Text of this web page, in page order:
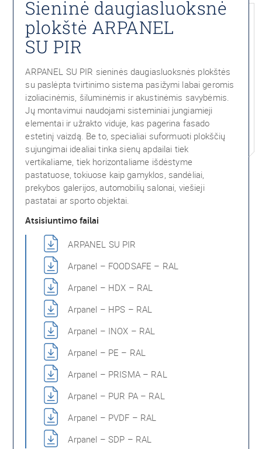
Sieninė daugiasluoksnė
plokštė ARPANEL
SU PIR
ARPANEL SU PIR sieninės daugiasluoksnės plokštės
su paslėpta tvirtinimo sistema pasižymi labai geromis
izoliacinėmis, šiluminėmis ir akustinėmis savybėmis.
Jų montavimui naudojami sisteminiai jungiamieji
elementai ir užrakto viduje, kas pagerina fasado
estetinį vaizdą. Be to, specialiai suformuoti plokščių
sujungimai idealiai tinka sienų apdailai tiek
vertikaliame, tiek horizontaliame išdėstyme
pastatuose, tokiuose kaip gamyklos, sandėliai,
prekybos galerijos, automobilių salonai, viešieji
pastatai ar sporto objektai.
Atsisiuntimo failai
ARPANEL SU PIR
Arpanel – FOODSAFE – RAL
Arpanel – HDX – RAL
Arpanel – HPS – RAL
Arpanel – INOX – RAL
Arpanel – PE – RAL
Arpanel – PRISMA – RAL
Arpanel – PUR PA – RAL
Arpanel – PVDF – RAL
Arpanel – SDP – RAL